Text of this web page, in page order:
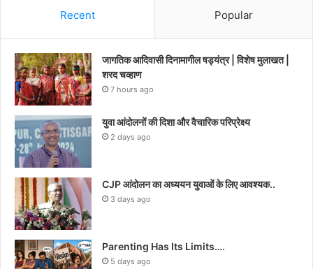
Recent Popular
जागतिक आदिवासी दिनामागील षड्यंत्र | विशेष मुलाखत |
शरद चव्हाण
7 hours ago
युवा आंदोलनों की दिशा और वैचारिक परिप्रेक्ष्य
2 days ago
CJP आंदोलन का अध्ययन युवाओं के लिए आवश्यक..
3 days ago
Parenting Has Its Limits….
5 days ago